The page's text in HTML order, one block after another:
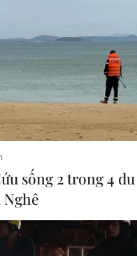
QUAN
sống 2 trong 4